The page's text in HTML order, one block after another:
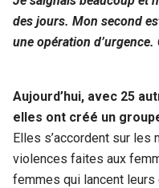
des jours. Mon second
une opération d’urgence.
Aujourd’hui, avec 25
elles ont créé un
Elles s’accordent sur les
violences faites aux
femmes qui lancent leurs